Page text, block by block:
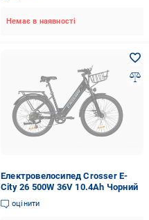
Немає в наявності
Електровелосипед Crosser E-
City 26 500W 36V 10.4Ah Чорний
оцінити